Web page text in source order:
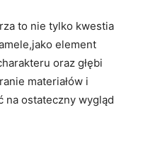
to nie tylko kwestia
element
oraz głębi
materiałów i
na ostateczny wygląd